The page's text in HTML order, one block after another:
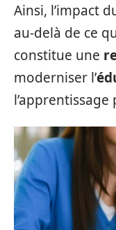
Ainsi, l’impact
au-delà de ce
constitue une
moderniser l’